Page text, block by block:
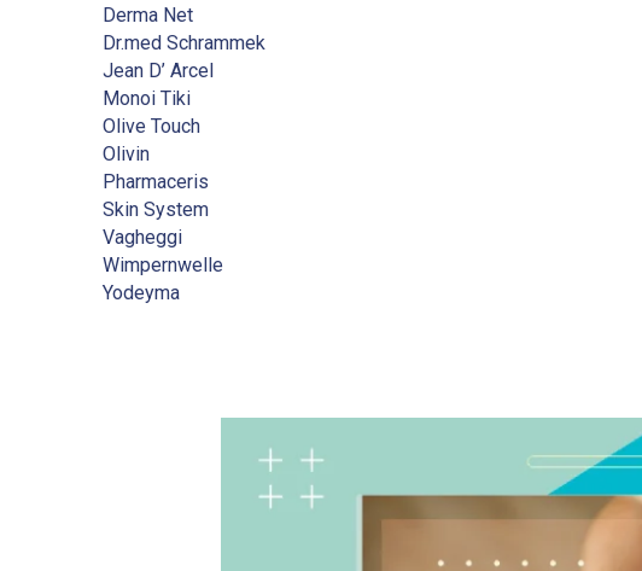
Derma Net
Dr.med Schrammek
Jean D’ Arcel
Monoi Tiki
Olive Touch
Olivin
Pharmaceris
Skin System
Vagheggi
Wimpernwelle
Yodeyma